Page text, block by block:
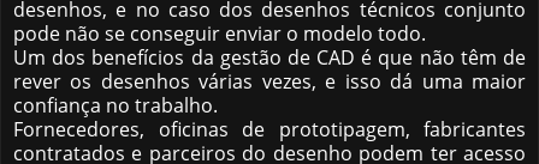
desenhos, e no caso dos desenhos técnicos conjunto
pode não se conseguir enviar o modelo todo.
Um dos benefícios da gestão de CAD é que não têm de
rever os desenhos várias vezes, e isso dá uma maior
confiança no trabalho.
Fornecedores, oficinas de prototipagem, fabricantes
contratados e parceiros do desenho podem ter acesso